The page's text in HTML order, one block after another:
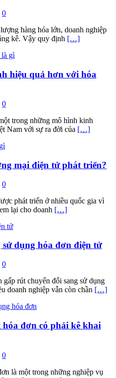
0
hàng hóa lớn, doanh nghiệp
kê. Vậy quy định […]
hiệu quả hơn với hóa
0
trong những mô hình kinh
Nam với sự ra đời của […]
mại điện tử phát triển?
0
phát triển ở nhiều quốc gia vì
lại cho doanh […]
dụng hóa đơn điện tử
0
gấp rút chuyển đổi sang sử dụng
doanh nghiệp vẫn còn chần […]
đơn có phải kê khai
0
là một trong những nghiệp vụ